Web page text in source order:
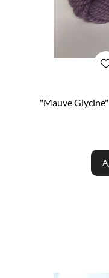
"Mauve